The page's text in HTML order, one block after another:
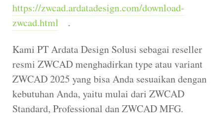
https://zwcad.ardatadesign.com/download-
zwcad.html .
Kami PT Ardata Design Solusi sebagai reseller
resmi ZWCAD menghadirkan type atau variant
ZWCAD 2025 yang bisa Anda sesuaikan dengan
kebutuhan Anda, yaitu mulai dari ZWCAD
Standard, Professional dan ZWCAD MFG.